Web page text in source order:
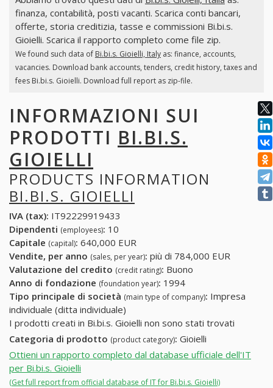
finanza, contabilità, posti vacanti. Scarica conti bancari,
offerte, storia creditizia, tasse e commissioni Bi.bi.s.
Gioielli. Scarica il rapporto completo come file zip.
We found such data of Bi.bi.s. Gioielli, Italyas: finance, accounts,
vacancies. Download bank accounts, tenders, credit history, taxes and
fees Bi.bi.s. Gioielli. Download full report as zip-file.
INFORMAZIONI SUI
PRODOTTI BI.BI.S.
GIOIELLI
PRODUCTS INFORMATION
BI.BI.S. GIOIELLI
IVA (tax): IT92229919433
Dipendenti (employees): 10
Capitale (capital): 640,000 EUR
Vendite, per anno (sales, per year): più di 784,000 EUR
Valutazione del credito (credit rating): Buono
Anno di fondazione (foundation year): 1994
Tipo principale di società (main type of company): Impresa
individuale (ditta individuale)
I prodotti creati in Bi.bi.s. Gioielli non sono stati trovati
Categoria di prodotto (product category): Gioielli
Ottieni un rapporto completo dal database ufficiale dell'IT
per Bi.bi.s. Gioielli
(Get full report from official database of IT for Bi.bi.s. Gioielli)